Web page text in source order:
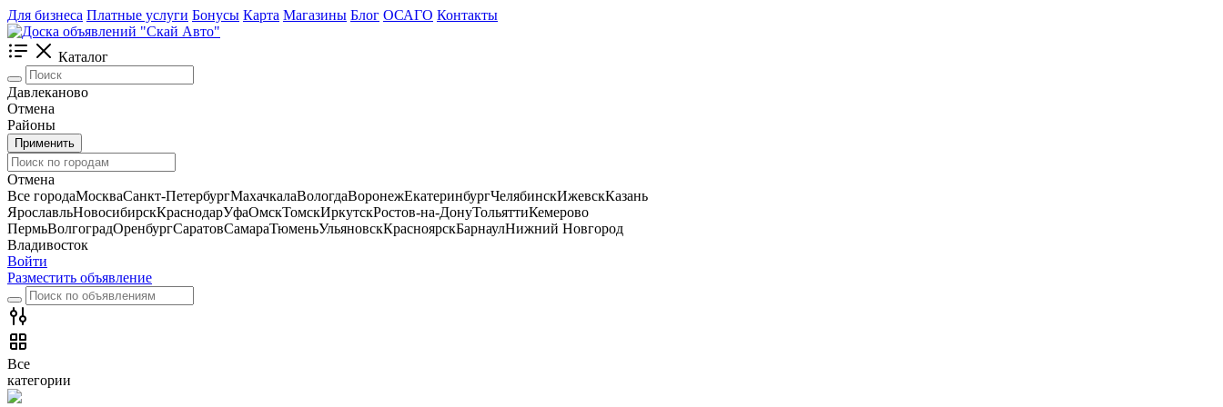
Для бизнеса Платные услуги Бонусы Карта Магазины Блог ОСАГО Контакты
Каталог
Давлеканово
Отмена
Районы
Применить
Отмена
Все городаМоскваСанкт-ПетербургМахачкалаВологдаВоронежЕкатеринбургЧелябинскИжевскКазань
ЯрославльНовосибирскКраснодарУфаОмскТомскИркутскРостов-на-ДонуТольяттиКемерово
ПермьВолгоградОренбургСаратовСамараТюменьУльяновскКрасноярскБарнаулНижний Новгород
Владивосток
Войти
Разместить объявление
Все
категории